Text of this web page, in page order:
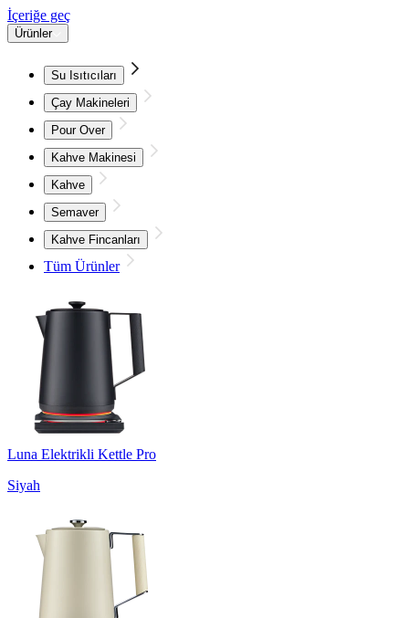
İçeriğe geç
Ürünler
Su Isıtıcıları
Çay Makineleri
Pour Over
Kahve Makinesi
Kahve
Semaver
Kahve Fincanları
Tüm Ürünler
Luna Elektrikli Kettle Pro
Siyah